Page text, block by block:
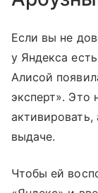
Если вы не
у Яндекса
Алисой
эксперт». Это
активировать,
выдаче.
Чтобы ей